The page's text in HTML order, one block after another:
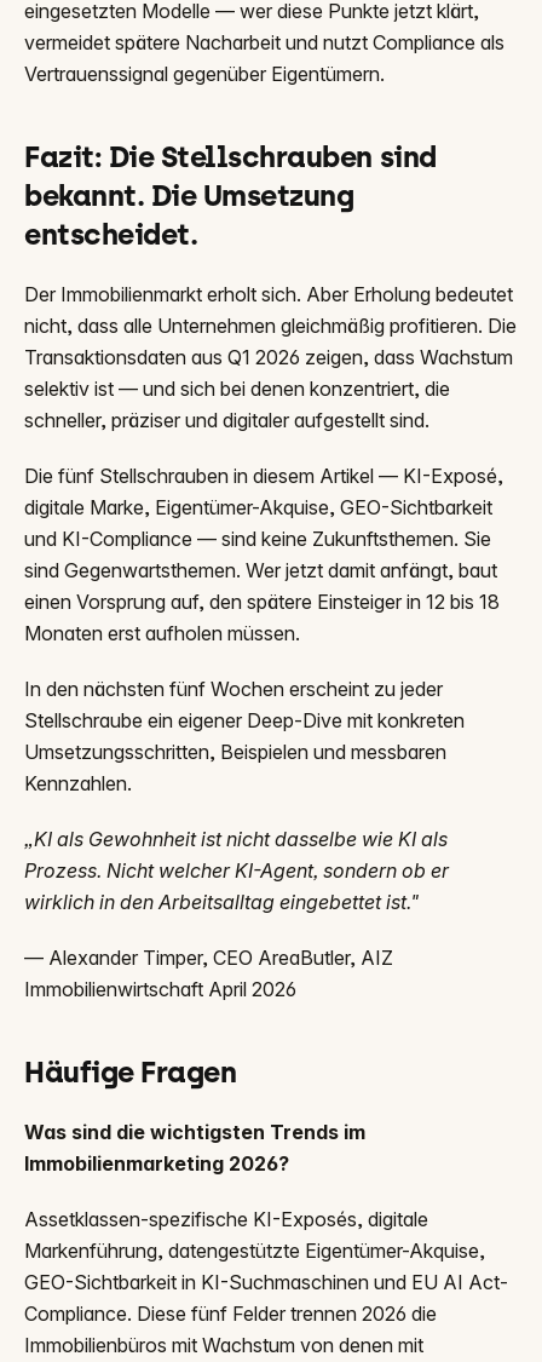
eingesetzten Modelle — wer diese Punkte jetzt klärt,
vermeidet spätere Nacharbeit und nutzt Compliance als
Vertrauenssignal gegenüber Eigentümern.
Fazit: Die Stellschrauben sind
bekannt. Die Umsetzung
entscheidet.
Der Immobilienmarkt erholt sich. Aber Erholung bedeutet
nicht, dass alle Unternehmen gleichmäßig profitieren. Die
Transaktionsdaten aus Q1 2026 zeigen, dass Wachstum
selektiv ist — und sich bei denen konzentriert, die
schneller, präziser und digitaler aufgestellt sind.
Die fünf Stellschrauben in diesem Artikel — KI-Exposé,
digitale Marke, Eigentümer-Akquise, GEO-Sichtbarkeit
und KI-Compliance — sind keine Zukunftsthemen. Sie
sind Gegenwartsthemen. Wer jetzt damit anfängt, baut
einen Vorsprung auf, den spätere Einsteiger in 12 bis 18
Monaten erst aufholen müssen.
In den nächsten fünf Wochen erscheint zu jeder
Stellschraube ein eigener Deep-Dive mit konkreten
Umsetzungsschritten, Beispielen und messbaren
Kennzahlen.
„KI als Gewohnheit ist nicht dasselbe wie KI als
Prozess. Nicht welcher KI-Agent, sondern ob er
wirklich in den Arbeitsalltag eingebettet ist."
— Alexander Timper, CEO AreaButler, AIZ
Immobilienwirtschaft April 2026
Häufige Fragen
Was sind die wichtigsten Trends im
Immobilienmarketing 2026?
Assetklassen-spezifische KI-Exposés, digitale
Markenführung, datengestützte Eigentümer-Akquise,
GEO-Sichtbarkeit in KI-Suchmaschinen und EU AI Act-
Compliance. Diese fünf Felder trennen 2026 die
Immobilienbüros mit Wachstum von denen mit